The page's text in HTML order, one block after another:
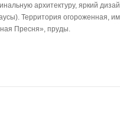
архитектуру, яркий
Территория огороженная,
Пресня», пруды.